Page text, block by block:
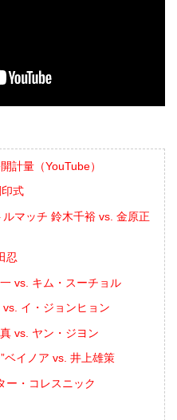
計量（YouTube）
式
マッチ 鈴木千裕 vs. 金原正
忍
vs. キム・スーチョル
イ・ジョンヒョン
vs. ヤン・ジヨン
ベイノア vs. 井上雄策
ー・コレスニック